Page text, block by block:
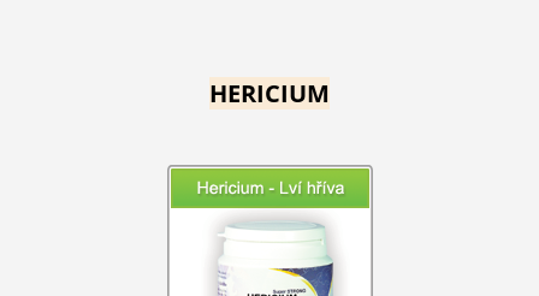
HERICIUM